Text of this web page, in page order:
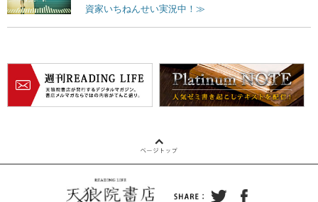
資家いちねんせい実況中！≫